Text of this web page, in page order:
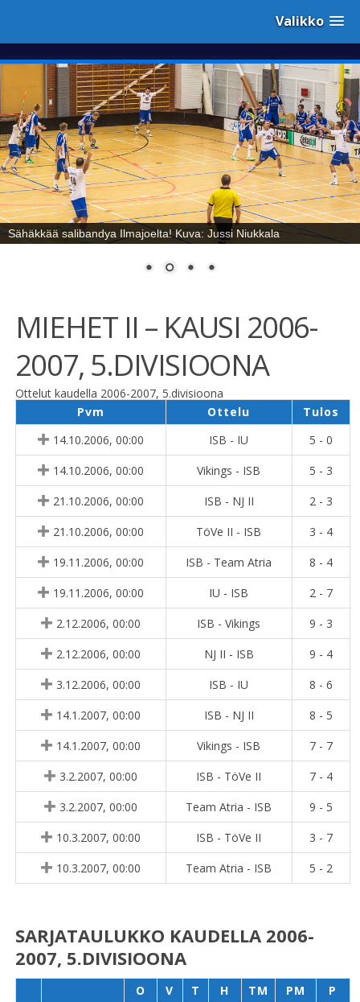
Valikko
Sähäkkää salibandya Ilmajoelta! Kuva: Jussi Niukkala
MIEHET II – KAUSI 2006-
2007, 5.DIVISIOONA
Ottelut kaudella 2006-2007, 5.divisioona
Pvm
Ottelu
Tulos
14.10.2006, 00:00
ISB - IU
5 - 0
14.10.2006, 00:00
Vikings - ISB
5 - 3
21.10.2006, 00:00
ISB - NJ II
2 - 3
21.10.2006, 00:00
TöVe II - ISB
3 - 4
19.11.2006, 00:00
ISB - Team Atria
8 - 4
19.11.2006, 00:00
IU - ISB
2 - 7
2.12.2006, 00:00
ISB - Vikings
9 - 3
2.12.2006, 00:00
NJ II - ISB
9 - 4
3.12.2006, 00:00
ISB - IU
8 - 6
14.1.2007, 00:00
ISB - NJ II
8 - 5
14.1.2007, 00:00
Vikings - ISB
7 - 7
3.2.2007, 00:00
ISB - TöVe II
7 - 4
3.2.2007, 00:00
Team Atria - ISB
9 - 5
10.3.2007, 00:00
ISB - TöVe II
3 - 7
10.3.2007, 00:00
Team Atria - ISB 5 - 2
SARJATAULUKKO KAUDELLA 2006-
2007, 5.DIVISIOONA
O V T H TM PM
P